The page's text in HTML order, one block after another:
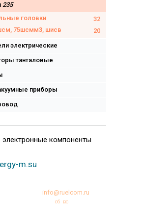
235
головки
32
75шсмм3, шисв
20
электрические
танталовые
приборы
электронные компоненты
m.su
info@ruelcom.ru
сб вс